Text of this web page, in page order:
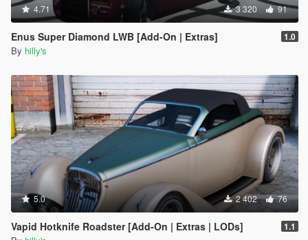
4.71 3 320 91
Enus Super Diamond LWB [Add-On | Extras] 1.0
By hilly's
5.0 2 402 76
Vapid Hotknife Roadster [Add-On | Extras | LODs] 1.1